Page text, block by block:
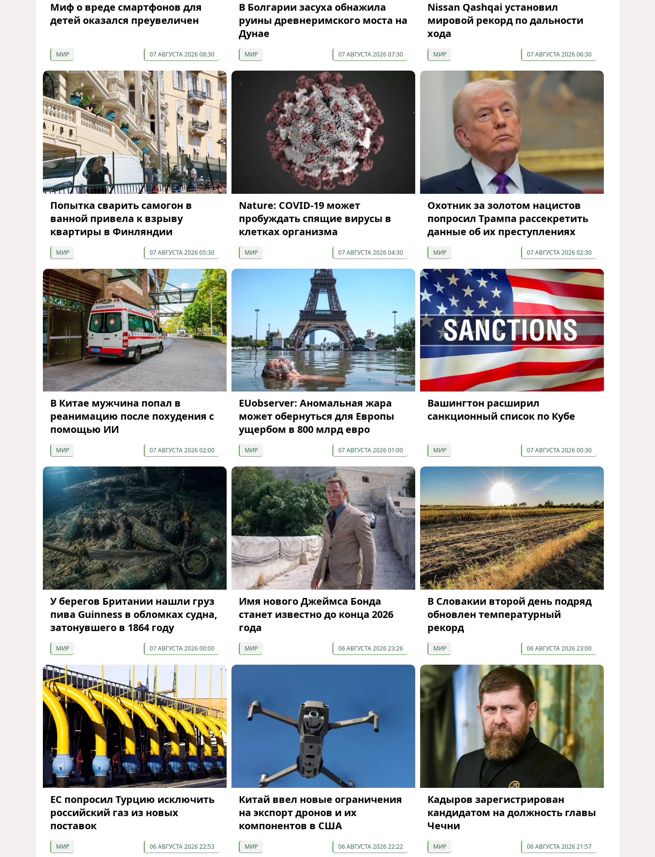
Миф о вреде смартфонов для
детей оказался преувеличен
МИР 07 АВГУСТА 2026 08:30
В Болгарии засуха обнажила
руины древнеримского моста на
Дунае
МИР 07 АВГУСТА 2026 07:30
Nissan Qashqai установил
мировой рекорд по дальности
хода
МИР 07 АВГУСТА 2026 06:30
Попытка сварить самогон в
ванной привела к взрыву
квартиры в Финляндии
МИР 07 АВГУСТА 2026 05:30
Nature: COVID-19 может
пробуждать спящие вирусы в
клетках организма
МИР 07 АВГУСТА 2026 04:30
Охотник за золотом нацистов
попросил Трампа рассекретить
данные об их преступлениях
МИР 07 АВГУСТА 2026 02:30
В Китае мужчина попал в
реанимацию после похудения с
помощью ИИ
МИР 07 АВГУСТА 2026 02:00
EUobserver: Аномальная жара
может обернуться для Европы
ущербом в 800 млрд евро
МИР 07 АВГУСТА 2026 01:00
Вашингтон расширил
санкционный список по Кубе
МИР 07 АВГУСТА 2026 00:30
У берегов Британии нашли груз
пива Guinness в обломках судна,
затонувшего в 1864 году
МИР 07 АВГУСТА 2026 00:00
Имя нового Джеймса Бонда
станет известно до конца 2026
года
МИР 06 АВГУСТА 2026 23:26
В Словакии второй день подряд
обновлен температурный
рекорд
МИР 06 АВГУСТА 2026 23:00
ЕС попросил Турцию исключить
российский газ из новых
поставок
МИР 06 АВГУСТА 2026 22:53
Китай ввел новые ограничения
на экспорт дронов и их
компонентов в США
МИР 06 АВГУСТА 2026 22:22
Кадыров зарегистрирован
кандидатом на должность главы
Чечни
МИР 06 АВГУСТА 2026 21:57